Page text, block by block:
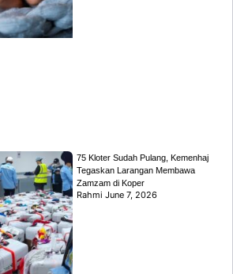
75 Kloter Sudah Pulang, Kemenhaj
Tegaskan Larangan Membawa
Zamzam di Koper
RahmiJune 7, 2026